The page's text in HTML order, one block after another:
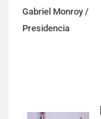
Gabriel Monroy /
Presidencia